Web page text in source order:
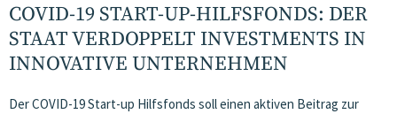
COVID-19 START-UP-HILFSFONDS: DER
STAAT VERDOPPELT INVESTMENTS IN
INNOVATIVE UNTERNEHMEN
Der COVID-19 Start-up Hilfsfonds soll einen aktiven Beitrag zur